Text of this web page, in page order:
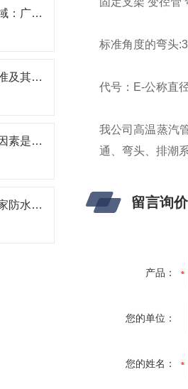
潍坊聚氨酯保温管应用领域：广泛覆盖，节能增效
潍坊聚氨酯保温管执行标准及其应用
保温管材料的性能与那些因素是息息相关的
聚氨酯保温管莱芜生产厂家防水工作流程
标准角度的弯头
代号：E-公称直
我公司高温蒸汽
通、弯头、排潮
留言询价
产品：
您的单位：
您的姓名：